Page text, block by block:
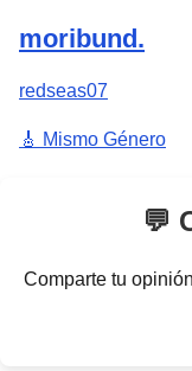
moribund.
redseas07
🎸 Mismo Género
💬
Comparte tu